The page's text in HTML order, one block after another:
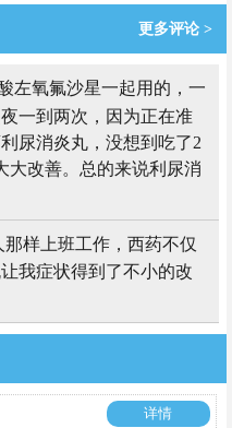
更多评论 >
左氧氟沙星一起用的，一
一到两次，因为正在准
尿消炎丸，没想到吃了2
大改善。总的来说利尿消
样上班工作，西药不仅
我症状得到了不小的改
详情